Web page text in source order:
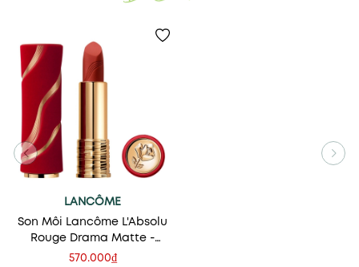
LANCÔME
Son Môi Lancôme L'Absolu
Rouge Drama Matte -
Valentine's Day Limited
570.000₫